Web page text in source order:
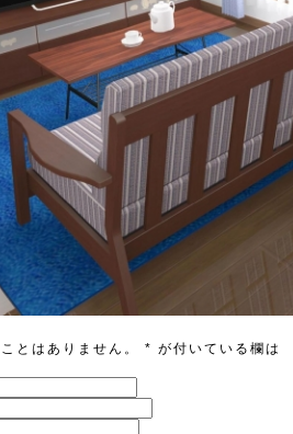
とはありません。 * が付いている欄は